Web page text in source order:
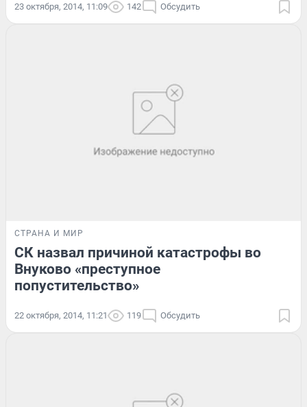
23 октября, 2014, 11:09 142 Обсудить
СТРАНА И МИР
СК назвал причиной катастрофы во
Внуково «преступное
попустительство»
22 октября, 2014, 11:21 119 Обсудить